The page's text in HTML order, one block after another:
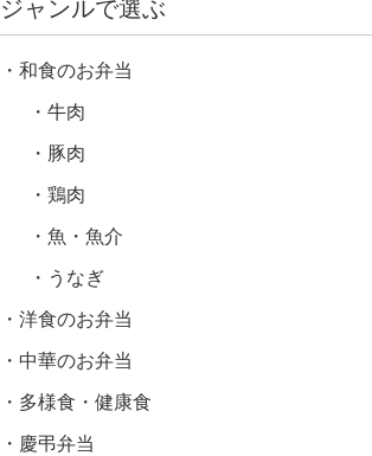
ジャンルで選ぶ
和食のお弁当
牛肉
豚肉
鶏肉
魚・魚介
うなぎ
洋食のお弁当
中華のお弁当
多様食・健康食
慶弔弁当